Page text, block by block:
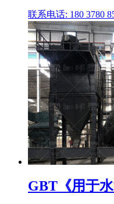
联系电话: 180 3780
GBT《用于